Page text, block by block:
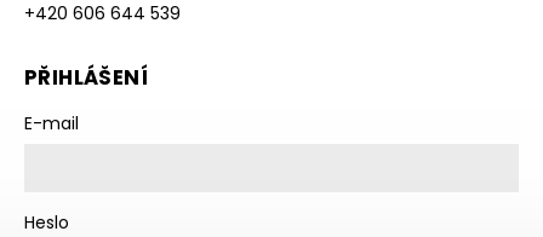
+420 606 644 539
PŘIHLÁŠENÍ
E-mail
Heslo